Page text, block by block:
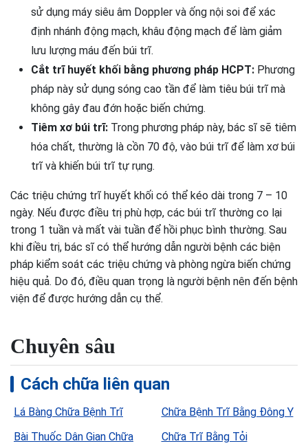
sử dụng máy siêu âm Doppler và ống nội soi để xác
định nhánh động mạch, khâu động mạch để làm giảm
lưu lượng máu đến búi trĩ.
Cắt trĩ huyết khối bằng phương pháp HCPT: Phương
pháp này sử dụng sóng cao tần để làm tiêu búi trĩ mà
không gây đau đớn hoặc biến chứng.
Tiêm xơ búi trĩ: Trong phương pháp này, bác sĩ sẽ tiêm
hóa chất, thường là cồn 70 độ, vào búi trĩ để làm xơ búi
trĩ và khiến búi trĩ tự rụng.
Các triệu chứng trĩ huyết khối có thể kéo dài trong 7 – 10
ngày. Nếu được điều trị phù hợp, các búi trĩ thường co lại
trong 1 tuần và mất vài tuần để hồi phục bình thường. Sau
khi điều trị, bác sĩ có thể hướng dẫn người bệnh các biện
pháp kiểm soát các triệu chứng và phòng ngừa biến chứng
hiệu quả. Do đó, điều quan trọng là người bệnh nên đến bệnh
viện để được hướng dẫn cụ thể.
Chuyên sâu
Cách chữa liên quan
Lá Bàng Chữa Bệnh Trĩ
Bài Thuốc Dân Gian Chữa
Chữa Bệnh Trĩ Bằng Đông Y
Chữa Trĩ Bằng Tỏi